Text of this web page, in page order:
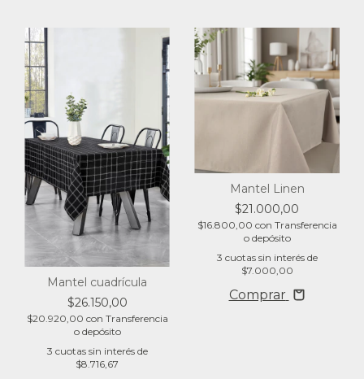
Mantel cuadrícula
$26.150,00
$20.920,00 con Transferencia
o depósito
3 cuotas sin interés de
$8.716,67
Mantel Linen
$21.000,00
$16.800,00 con Transferencia
o depósito
3 cuotas sin interés de
$7.000,00
Comprar